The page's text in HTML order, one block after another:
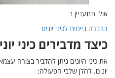
אולי תתעניין ב
הדברה בייתית לכיני יונים
כיצד מדבירים כיני
את כיני היונים ניתן להדביר בצורה
יונים. להלן שלבי הפעולה: